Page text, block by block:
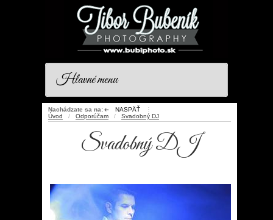
Hlavné menu
Nachádzate sa na:➜ NASPÄŤ
⋮
Úvod
/ Odporúčam / Svadobný DJ
Svadobný DJ